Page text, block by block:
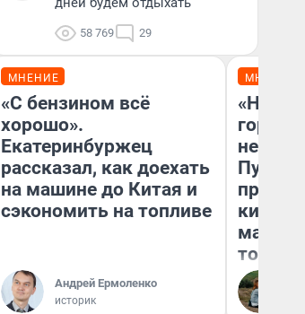
58 769 29
МНЕНИЕ
«С бензином всё
хорошо».
Екатеринбуржец
рассказал, как доехать
на машине до Китая и
сэкономить на топливе
Андрей Ермоленко
историк
МНЕНИЕ
«Нет
того